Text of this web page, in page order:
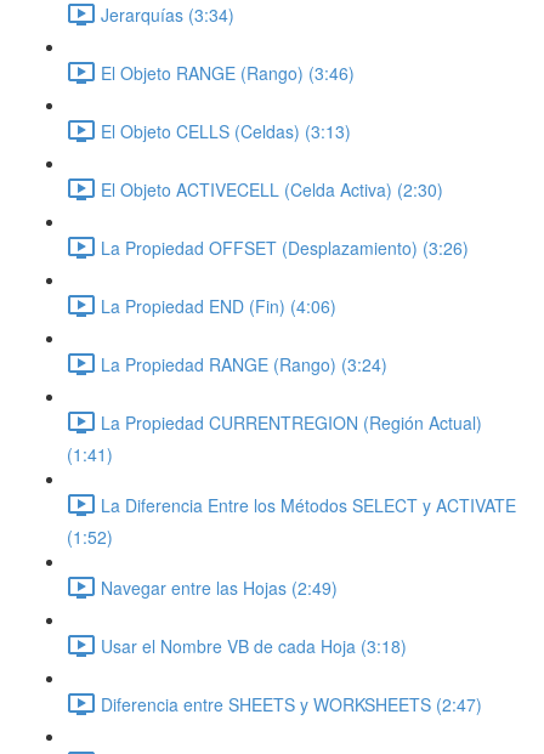
Jerarquías (3:34)
El Objeto RANGE (Rango) (3:46)
El Objeto CELLS (Celdas) (3:13)
El Objeto ACTIVECELL (Celda Activa) (2:30)
La Propiedad OFFSET (Desplazamiento) (3:26)
La Propiedad END (Fin) (4:06)
La Propiedad RANGE (Rango) (3:24)
La Propiedad CURRENTREGION (Región Actual)
(1:41)
La Diferencia Entre los Métodos SELECT y ACTIVATE
(1:52)
Navegar entre las Hojas (2:49)
Usar el Nombre VB de cada Hoja (3:18)
Diferencia entre SHEETS y WORKSHEETS (2:47)